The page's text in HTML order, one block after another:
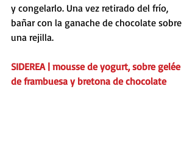
y congelarlo. Una vez retirado del frío,
bañar con la ganache de chocolate sobre
una rejilla.
SIDEREA | mousse de yogurt, sobre gelée
de frambuesa y bretona de chocolate